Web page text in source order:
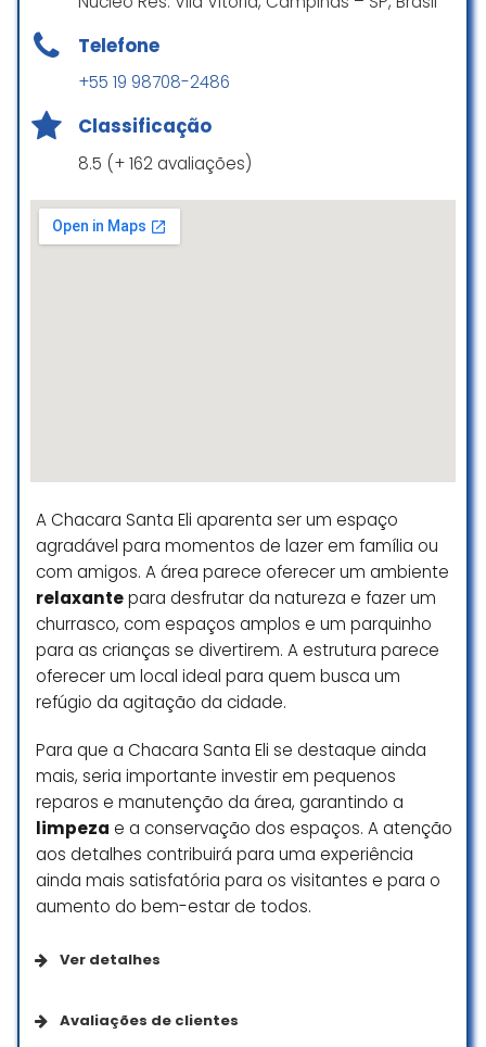
Telefone
+55 19 98708-2486
Classificação
8.5 (+ 162 avaliações)
A Chacara Santa Eli aparenta ser um espaço
agradável para momentos de lazer em família ou
com amigos. A área parece oferecer um ambiente
relaxantepara desfrutar da natureza e fazer um
churrasco, com espaços amplos e um parquinho
para as crianças se divertirem. A estrutura parece
oferecer um local ideal para quem busca um
refúgio da agitação da cidade.
Para que a Chacara Santa Eli se destaque ainda
mais, seria importante investir em pequenos
reparos e manutenção da área, garantindo a
limpeza e a conservação dos espaços. A atenção
aos detalhes contribuirá para uma experiência
ainda mais satisfatória para os visitantes e para o
aumento do bem-estar de todos.
Ver detalhes
Avaliações de clientes